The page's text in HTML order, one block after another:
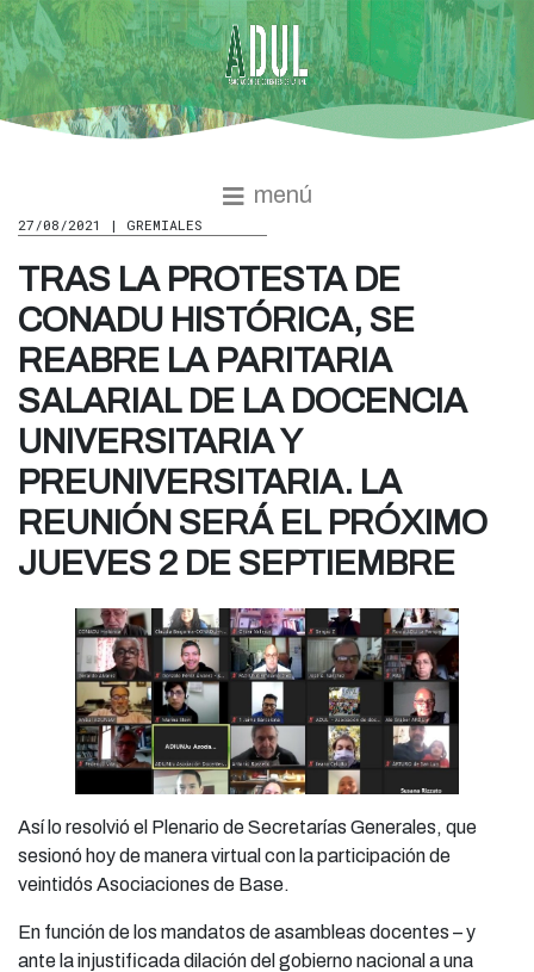
menú
27/08/2021 | GREMIALES
TRAS LA PROTESTA DE
CONADU HISTÓRICA, SE
REABRE LA PARITARIA
SALARIAL DE LA DOCENCIA
UNIVERSITARIA Y
PREUNIVERSITARIA. LA
REUNIÓN SERÁ EL PRÓXIMO
JUEVES 2 DE SEPTIEMBRE
Así lo resolvió el Plenario de Secretarías Generales, que
sesionó hoy de manera virtual con la participación de
veintidós Asociaciones de Base.
En función de los mandatos de asambleas docentes – y
ante la injustificada dilación del gobierno nacional a una